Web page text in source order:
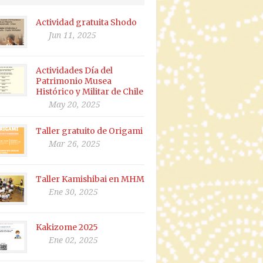
Actividad gratuita Shodo
Jun 11, 2025
Actividades Día del
Patrimonio Musea
Histórico y Militar de Chile
May 20, 2025
Taller gratuito de Origami
Mar 26, 2025
Taller Kamishibai en MHM
Ene 30, 2025
Kakizome 2025
Ene 02, 2025